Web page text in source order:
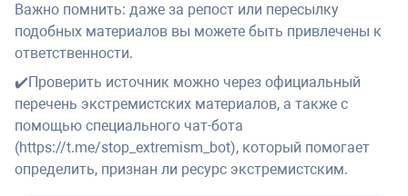
Важно помнить: даже за репост или пересылку
подобных материалов вы можете быть привлечены к
ответственности.
✔️Проверить источник можно через официальный
перечень экстремистских материалов, а также с
помощью специального чат-бота
(https://t.me/stop_extremism_bot), который помогает
определить, признан ли ресурс экстремистским.